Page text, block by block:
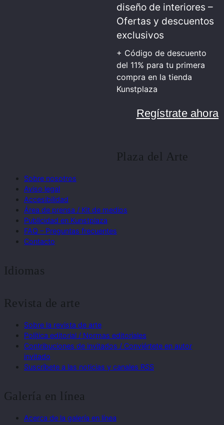
diseño de interiores –
Ofertas y descuentos
exclusivos
+ Código de descuento
del 11% para tu primera
compra en la tienda
Kunstplaza
Regístrate ahora
Plaza del Arte
Sobre nosotros
Aviso legal
Accesibilidad
Área de prensa / Kit de medios
Publicidad en Kunstplaza
FAQ – Preguntas frecuentes
Contacto
Idiomas
Revista de arte
Sobre la revista de arte
Política editorial / Normas editoriales
Contribuciones de invitados / Conviértete en autor
invitado
Suscríbete a las noticias y canales RSS
Galería en línea
Acerca de la galería en línea